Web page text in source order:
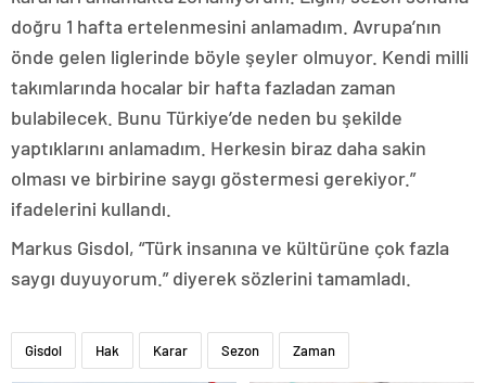
doğru 1 hafta ertelenmesini anlamadım. Avrupa’nın
önde gelen liglerinde böyle şeyler olmuyor. Kendi milli
takımlarında hocalar bir hafta fazladan zaman
bulabilecek. Bunu Türkiye’de neden bu şekilde
yaptıklarını anlamadım. Herkesin biraz daha sakin
olması ve birbirine saygı göstermesi gerekiyor.”
ifadelerini kullandı.
Markus Gisdol, “Türk insanına ve kültürüne çok fazla
saygı duyuyorum.” diyerek sözlerini tamamladı.
Gisdol Hak Karar Sezon Zaman